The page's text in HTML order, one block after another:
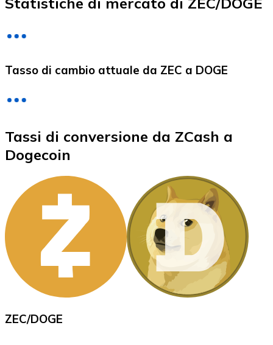
Tasso di cambio attuale da ZEC a DOGE
Tassi di conversione da ZCash a
Dogecoin
ZEC/DOGE